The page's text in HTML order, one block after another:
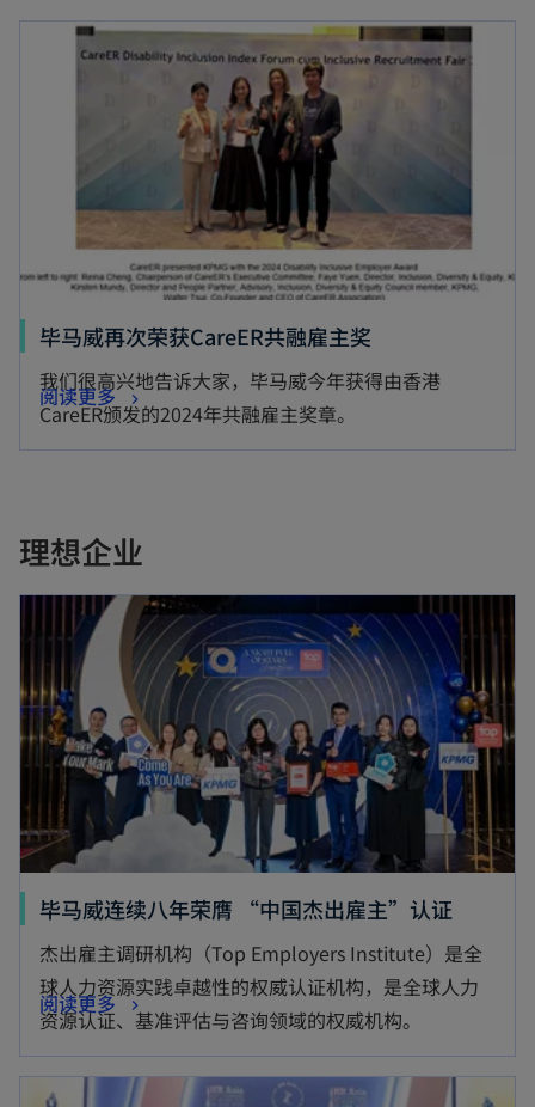
毕马威再次荣获CareER共融雇主奖
我们很高兴地告诉大家，毕马威今年获得由香港
CareER颁发的2024年共融雇主奖章。
阅读更多
理想企业
毕马威连续八年荣膺 “中国杰出雇主”认证
p
e
i
杰出雇主调研机构（Top Employers Institute）是全
球人力资源实践卓越性的权威认证机构，是全球人力
资源认证、基准评估与咨询领域的权威机构。
阅读更多
o
p
opens in a new tab
opens in a new tab